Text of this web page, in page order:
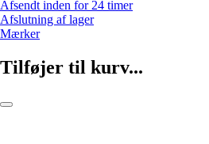
Afsendt inden for 24 timer
Afslutning af lager
Mærker
Tilføjer til kurv...